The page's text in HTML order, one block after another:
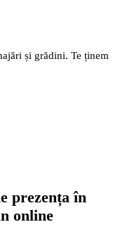
și grădini. Te ținem
prezența în
online